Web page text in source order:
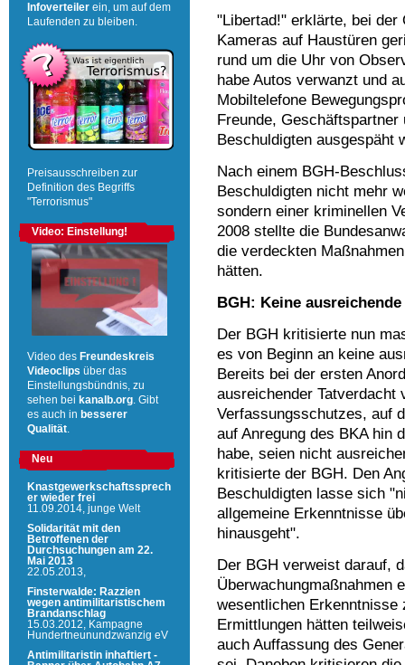
"Libertad!" erklärte, bei der
Kameras auf Haustüren
rund um die Uhr von
habe Autos verwanzt und
Mobiltelefone
Freunde,
Beschuldigten ausgespäht
Nach einem BGH-
Beschuldigten nicht mehr
sondern einer kriminellen
2008 stellte die
die verdeckten
hätten.
BGH: Keine
Der BGH kritisierte nun
es von Beginn an keine
Bereits bei der ersten
ausreichender Tatverdacht
Verfassungsschutzes, auf
auf Anregung des BKA hin
habe, seien nicht
kritisierte der BGH. Den
Beschuldigten lasse sich
allgemeine Erkenntnisse
hinausgeht".
Der BGH verweist darauf,
Überwachungmaßnahmen
wesentlichen Erkenntnisse
Ermittlungen hätten
auch Auffassung des
Infoverteiler ein, um auf dem
Laufenden zu bleiben.
Preisausschreiben zur
Definition des Begriffs
"Terrorismus"
Video: Einstellung!
Video des Freundeskreis
Videoclips über das
Einstellungsbündnis, zu
sehen bei kanalb.org . Gibt
es auch in besserer
Qualität
Neu
Knastgewerkschaftssprech
er wieder frei
11.09.2014, junge Welt
Solidarität mit den
Betroffenen der
Durchsuchungen am 22.
Mai 2013
22.05.2013,
Finsterwalde: Razzien
wegen antimilitaristischem
Brandanschlag
15.03.2012,
Kampagne
Hundertneunundzwanzig eV
Antimilitaristin inhaftiert -